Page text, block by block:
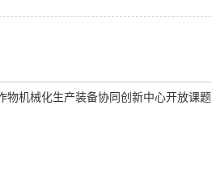
机械化生产装备协同创新中心开放课题